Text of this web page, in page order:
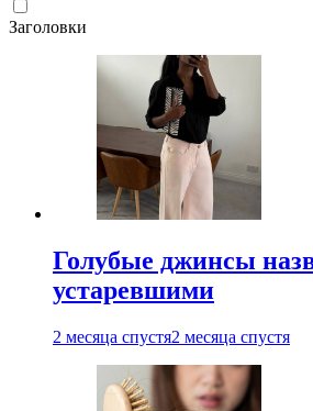
Заголовки
Голубые джинсы
устаревшими
2 месяца спустя2 месяца спустя